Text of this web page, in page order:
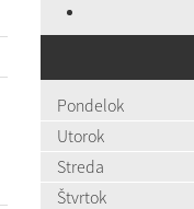
Pondelok
Utorok
Streda
Štvrtok